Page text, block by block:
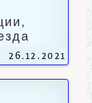
26.12.2021